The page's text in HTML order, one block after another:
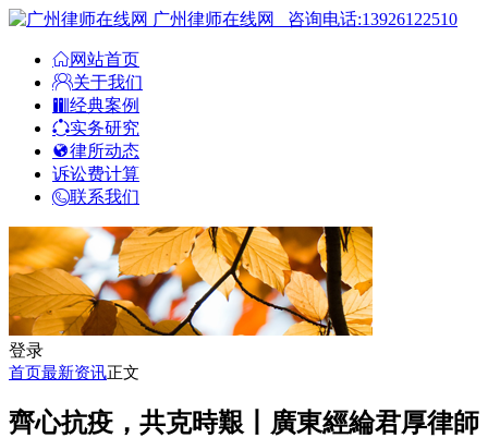
广州律师在线网 咨询电话:13926122510
网站首页
关于我们
经典案例
实务研究
律所动态
诉讼费计算
联系我们
登录
首页最新资讯正文
齊心抗疫，共克時艱丨廣東經綸君厚律師